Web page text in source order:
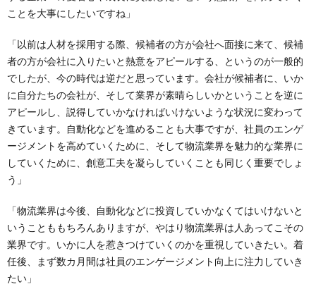
ことを大事にしたいですね」
「以前は人材を採用する際、候補者の方が会社へ面接に来て、候補
者の方が会社に入りたいと熱意をアピールする、というのが一般的
でしたが、今の時代は逆だと思っています。会社が候補者に、いか
に自分たちの会社が、そして業界が素晴らしいかということを逆に
アピールし、説得していかなければいけないような状況に変わって
きています。自動化などを進めることも大事ですが、社員のエンゲ
ージメントを高めていくために、そして物流業界を魅力的な業界に
していくために、創意工夫を凝らしていくことも同じく重要でしょ
う」
「物流業界は今後、自動化などに投資していかなくてはいけないと
いうことももちろんありますが、やはり物流業界は人あってこその
業界です。いかに人を惹きつけていくのかを重視していきたい。着
任後、まず数カ月間は社員のエンゲージメント向上に注力していき
たい」